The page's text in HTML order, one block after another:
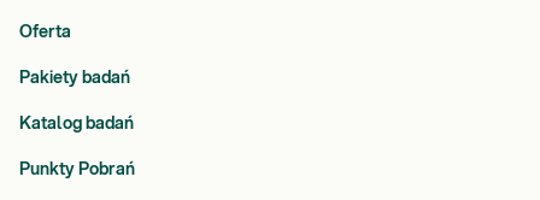
Oferta
Pakiety badań
Katalog badań
Punkty Pobrań